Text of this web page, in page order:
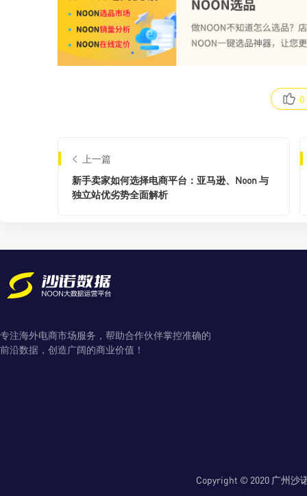
0
上一篇
新手卖家如何选择电商平台：亚马逊、Noon 与
独立站优劣势全面解析
专注海外电商市场服务，帮助合作伙伴掌控准确的
前沿数据，创造广阔的商业价值！
Copyright © 2020 广州沙